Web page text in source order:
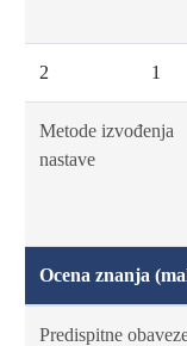
2 1
Metode izvođenja
nastave
Ocena znanja
Predispitne